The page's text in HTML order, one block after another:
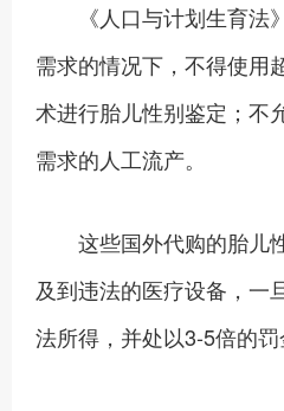
《人口与计划生育法
需求的情况下，不得使用
术进行胎儿性别鉴定；不
需求的人工流产。
这些国外代购的胎儿
及到违法的医疗设备，一
法所得，并处以3-5倍的罚